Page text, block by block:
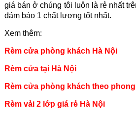
giá bán ở chúng tôi luôn là rẻ nhất
đảm bảo 1 chất lượng tốt nhất.
Xem thêm:
Rèm cửa phòng khách Hà Nội
Rèm cửa tại Hà Nội
Rèm cửa phòng khách theo
Rèm vải 2 lớp giá rẻHà Nội